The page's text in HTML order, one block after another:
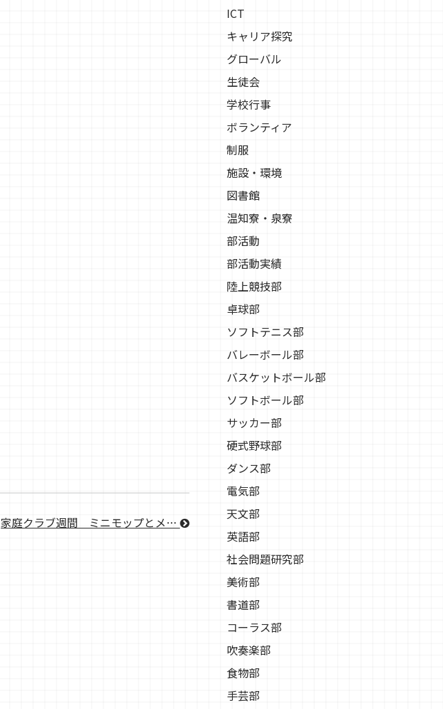
家庭クラブ週間＿ミニモップとメ…
ICT
キャリア探究
グローバル
生徒会
学校行事
ボランティア
制服
施設・環境
図書館
温知寮・泉寮
部活動
部活動実績
陸上競技部
卓球部
ソフトテニス部
バレーボール部
バスケットボール部
ソフトボール部
サッカー部
硬式野球部
ダンス部
電気部
天文部
英語部
社会問題研究部
美術部
書道部
コーラス部
吹奏楽部
食物部
手芸部